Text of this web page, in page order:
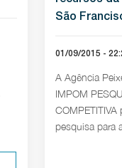
São
01/09/2015 -
A Agência
IMPOM
pesquisa para